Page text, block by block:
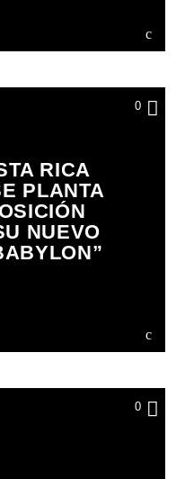
0
RICA
PLANTA
NUEVO
0